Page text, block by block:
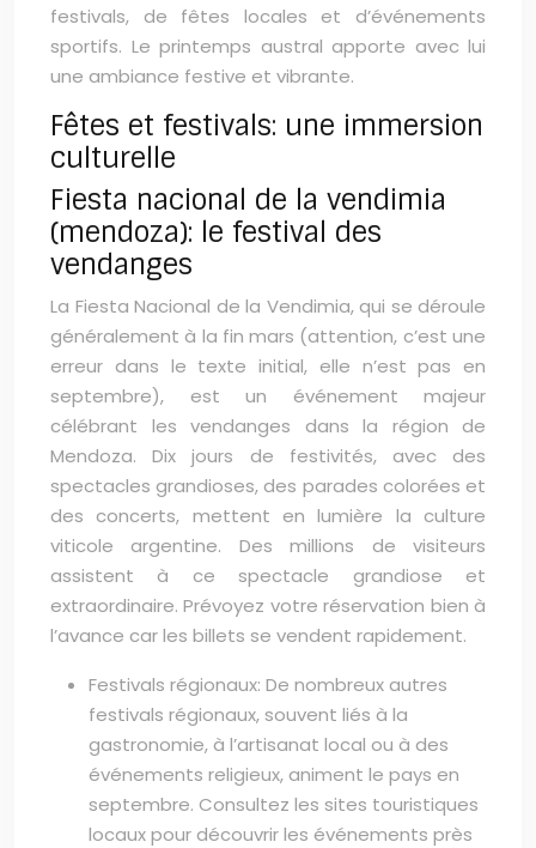
festivals, de fêtes locales et d’événements
sportifs. Le printemps austral apporte avec lui
une ambiance festive et vibrante.
Fêtes et festivals: une immersion
culturelle
Fiesta nacional de la vendimia
(mendoza): le festival des
vendanges
La Fiesta Nacional de la Vendimia, qui se déroule
généralement à la fin mars (attention, c’est une
erreur dans le texte initial, elle n’est pas en
septembre), est un événement majeur
célébrant les vendanges dans la région de
Mendoza. Dix jours de festivités, avec des
spectacles grandioses, des parades colorées et
des concerts, mettent en lumière la culture
viticole argentine. Des millions de visiteurs
assistent à ce spectacle grandiose et
extraordinaire. Prévoyez votre réservation bien à
l’avance car les billets se vendent rapidement.
Festivals régionaux: De nombreux autres
festivals régionaux, souvent liés à la
gastronomie, à l’artisanat local ou à des
événements religieux, animent le pays en
septembre. Consultez les sites touristiques
locaux pour découvrir les événements près